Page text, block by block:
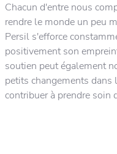
Chacun d'entre nous
rendre le monde un peu
Persil s'efforce
positivement son
soutien peut également
petits changements
contribuer à prendre soin